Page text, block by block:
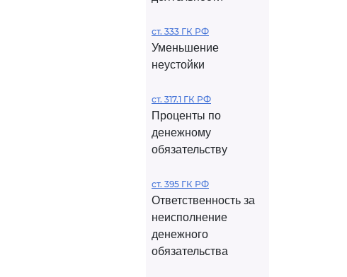
ст. 333 ГК РФ
Уменьшение
неустойки
ст. 317.1 ГК РФ
Проценты по
денежному
обязательству
ст. 395 ГК РФ
Ответственность за
неисполнение
денежного
обязательства